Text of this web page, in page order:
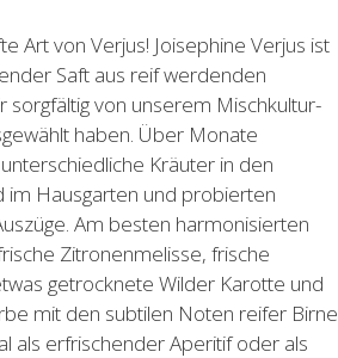
Art von Verjus! Joisephine Verjus ist
Saft aus reif werdenden
sorgfältig von unserem Mischkultur-
haben. Über Monate
Kräuter in den
im Hausgarten und probierten
Am besten harmonisierten
Zitronenmelisse, frische
getrocknete Wilder Karotte und
mit den subtilen Noten reifer Birne
als erfrischender Aperitif oder als